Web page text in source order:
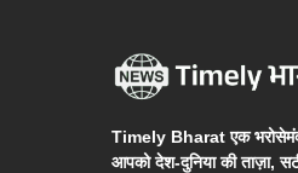
Timely Bharat एक भरोसेमंद
आपको देश-दुनिया की ताज़ा,